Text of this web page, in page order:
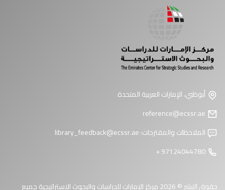
أبوظبي، الإمارات العربية المتحدة
الملاحظات والمقترحات:library_feedback@ecssr.ae
حقوق النشر © 2026 مركز الإمارات للدراسات والبحوث الاستراتيجية جميع